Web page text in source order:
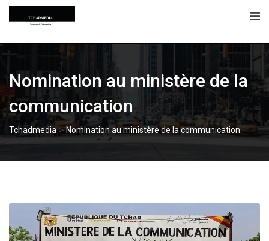
Skip
Nomination au ministère de la
communication
Tchadmedia>Nomination au ministère de la communication